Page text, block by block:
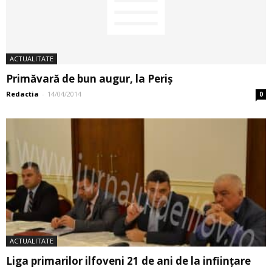
ACTUALITATE
Primăvară de bun augur, la Periș
Redactia - 14/04/2014 0
ACTUALITATE
Liga primarilor ilfoveni 21 de ani de la inființare